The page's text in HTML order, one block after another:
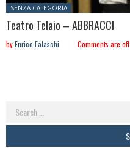
Posted in:
SENZA CATEGORIA
Teatro Telaio – ABBRACCI
byEnrico Falaschi Comments are off
Search
for: